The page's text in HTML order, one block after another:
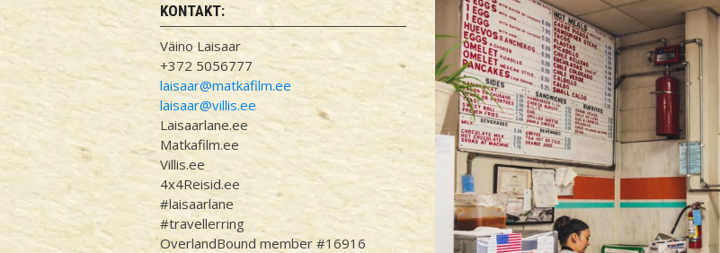
KONTAKT:
Väino Laisaar
+372 5056777
laisaar@matkafilm.ee
laisaar@villis.ee
Laisaarlane.ee
Matkafilm.ee
Villis.ee
4x4Reisid.ee
#laisaarlane
#travellerring
OverlandBound member #16916